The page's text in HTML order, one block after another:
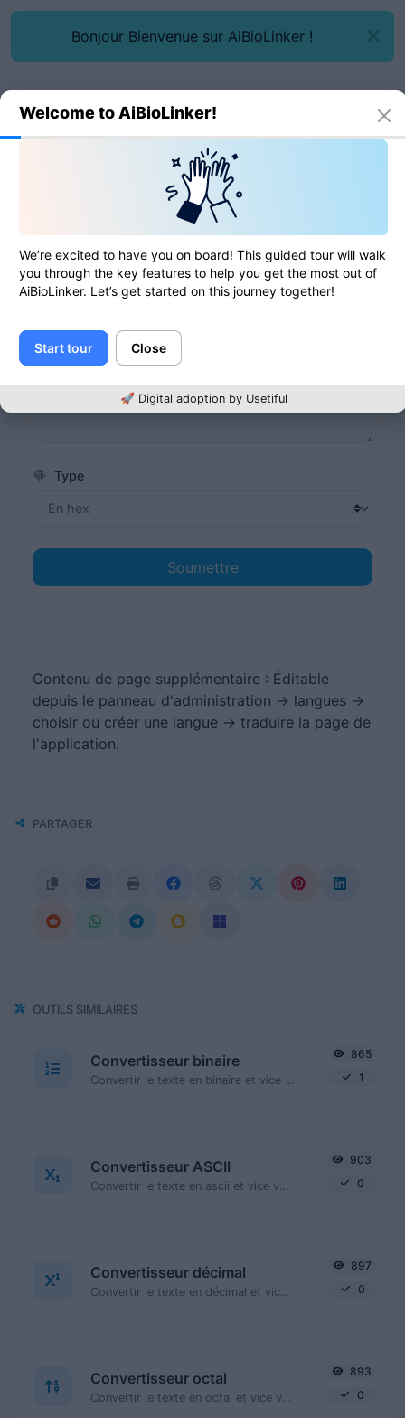
Bonjour Bienvenue sur AiBioLinker !
Convertisseur hexadécimal
Convertisseur hexadécimal
Type
Soumettre
Contenu de page supplémentaire : Éditable
depuis le panneau d'administration -> langues ->
choisir ou créer une langue -> traduire la page de
l'application.
PARTAGER
OUTILS SIMILAIRES
Convertisseur binaire
865
1
Convertisseur ASCII
903
0
Convertisseur décimal
897
0
Convertisseur octal
893
0
Welcome to AiBioLinker!
We’re excited to have you on board! This guided tour will walk
you through the key features to help you get the most out of
AiBioLinker. Let’s get started on this journey together!
Start tour Close
🚀 Digital adoption by Usetiful